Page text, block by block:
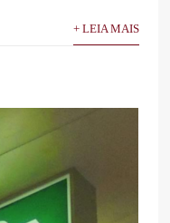
+ LEIA MAIS